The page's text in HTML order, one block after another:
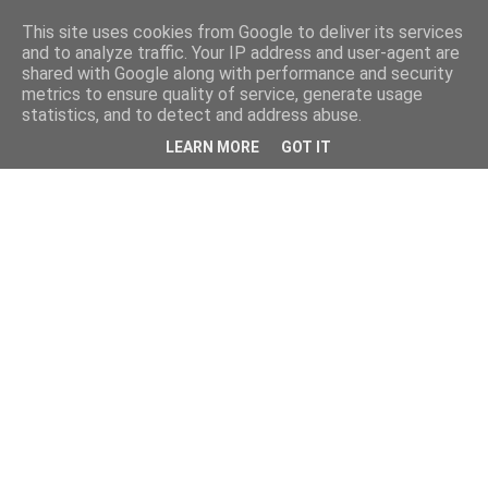
This site uses cookies from Google to deliver its services
and to analyze traffic. Your IP address and user-agent are
shared with Google along with performance and security
metrics to ensure quality of service, generate usage
statistics, and to detect and address abuse.
LEARN MORE GOT IT